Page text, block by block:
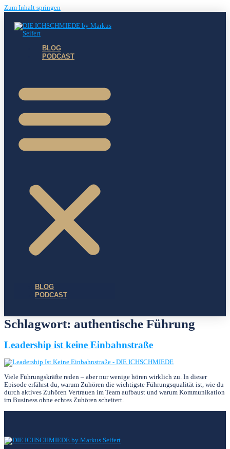
Zum Inhalt springen
BLOG
PODCAST
BLOG
PODCAST
Schlagwort: authentische Führung
Leadership ist keine Einbahnstraße
Viele Führungskräfte reden – aber nur wenige hören wirklich zu. In dieser
Episode erfährst du, warum Zuhören die wichtigste Führungsqualität ist, wie du
durch aktives Zuhören Vertrauen im Team aufbaust und warum Kommunikation
im Business ohne echtes Zuhören scheitert.